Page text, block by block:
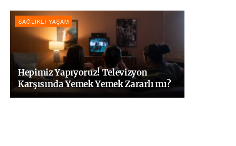
SAĞLIKLI YAŞAM
Hepimiz Yapıyoruz! Televizyon
Karşısında Yemek Yemek Zararlı mı?